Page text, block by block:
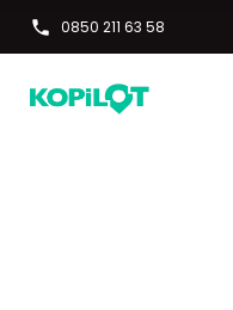
0850 211 63 58